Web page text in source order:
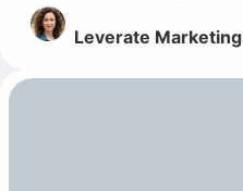
Leverate Marketing